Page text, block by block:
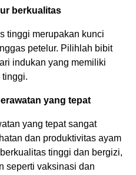
berkualitas
tinggi merupakan kunci
petelur. Pilihlah bibit
indukan yang memiliki
tinggi.
yang tepat
yang tepat sangat
dan produktivitas ayam
tinggi dan bergizi,
seperti vaksinasi dan